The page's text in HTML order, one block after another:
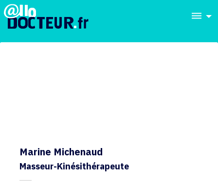
dehaze
Marine Michenaud
Masseur-Kinésithérapeute